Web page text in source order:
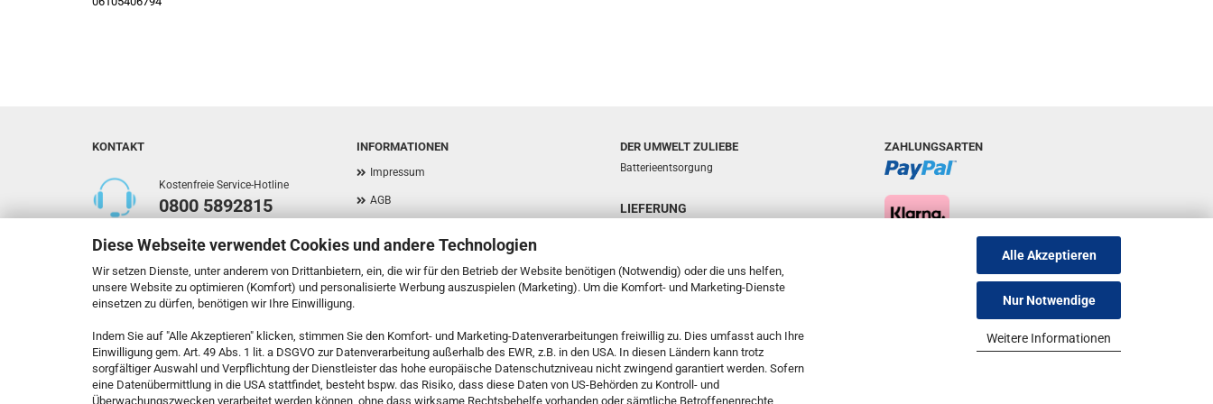
Diese Webseite verwendet Cookies und andere Technologien
Wir setzen Dienste, unter anderem von Drittanbietern, ein, die wir für den Betrieb der Website benötigen (Notwendig) oder die uns helfen,
unsere Website zu optimieren (Komfort) und personalisierte Werbung auszuspielen (Marketing). Um die Komfort- und Marketing-Dienste
einsetzen zu dürfen, benötigen wir Ihre Einwilligung.
Indem Sie auf "Alle Akzeptieren" klicken, stimmen Sie den Komfort- und Marketing-Datenverarbeitungen freiwillig zu. Dies umfasst auch Ihre
Einwilligung gem. Art. 49 Abs. 1 lit. a DSGVO zur Datenverarbeitung außerhalb des EWR, z.B. in den USA. In diesen Ländern kann trotz
sorgfältiger Auswahl und Verpflichtung der Dienstleister das hohe europäische Datenschutzniveau nicht zwingend garantiert werden. Sofern
eine Datenübermittlung in die USA stattfindet, besteht bspw. das Risiko, dass diese Daten von US-Behörden zu Kontroll- und
Überwachungszwecken verarbeitet werden können, ohne dass wirksame Rechtsbehelfe vorhanden oder sämtliche Betroffenenrechte
Alle Akzeptieren
Nur Notwendige
Weitere Informationen
INFORMATIONEN
Impressum
AGB
Versand- & Zahlungsbedingungen
Widerrufsrecht & Muster-Widerrufsformular
Callback Service
Cookie Einstellungen
DER UMWELT ZULIEBE
Batterieentsorgung
LIEFERUNG
ZAHLUNGSARTEN
KONTAKT
Kostenfreie Service-Hotline
0800 5892815
Callback Service
Kontaktformular
Vertrag widerrufen